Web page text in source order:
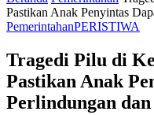
Pastikan Anak Penyintas
PemerintahanPERISTIWA
Tragedi Pilu di
Pastikan Anak
Perlindungan